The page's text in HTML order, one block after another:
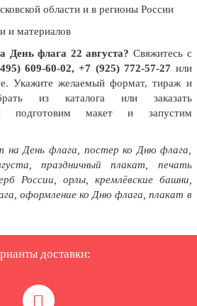
области и в регионы России
и материалов
День флага 22 августа? Свяжитесь с
609-60-02, +7 (925) 772-57-27 или
Укажите желаемый формат, тираж и
из каталога или заказать
подготовим макет и запустим
на День флага, постер ко Дню флага,
праздничный плакат, печать
России, орлы, кремлёвские башни,
оформление ко Дню флага, плакат в
доставки: